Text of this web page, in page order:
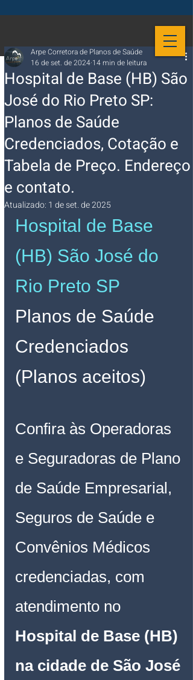
Hospital de Base (HB) São
José do Rio Preto SP:
Planos de Saúde
Credenciados, Cotação e
Tabela de Preço. Endereço
e contato.
Arpe Corretora de Planos de Saúde
16 de set. de 2024 14 min de leitura
Atualizado: 1 de set. de 2025
Hospital de Base
(HB) São José do
Rio Preto SP
Planos de Saúde
Credenciados
(Planos aceitos)
Confira às Operadoras
e Seguradoras de Plano
de Saúde Empresarial,
Seguros de Saúde e
Convênios Médicos
credenciadas, com
atendimento no
Hospital de Base (HB)
na cidade de São José